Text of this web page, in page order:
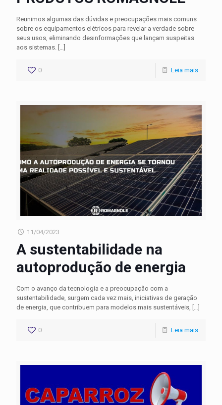
Reunimos algumas das dúvidas e preocupações mais comuns
sobre os equipamentos elétricos para revelar a verdade sobre
seus usos, eliminando desinformações que lançam suspeitas
aos sistemas.
0 Leia mais
11/04/2023
A sustentabilidade na
autoprodução de energia
Com o avanço da tecnologia e a preocupação com a
sustentabilidade, surgem cada vez mais, iniciativas de geração
de energia, que contribuem para modelos mais sustentáveis,
0 Leia mais